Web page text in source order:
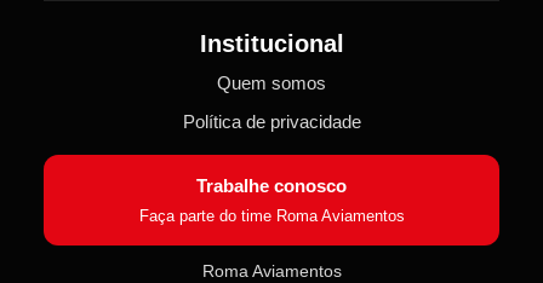
Institucional
Quem somos
Política de privacidade
Trabalhe conosco
Faça parte do time Roma Aviamentos
Roma Aviamentos